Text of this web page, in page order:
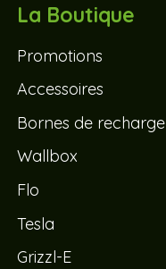
La Boutique
Promotions
Accessoires
Bornes de recharge
Wallbox
Flo
Tesla
Grizzl-E